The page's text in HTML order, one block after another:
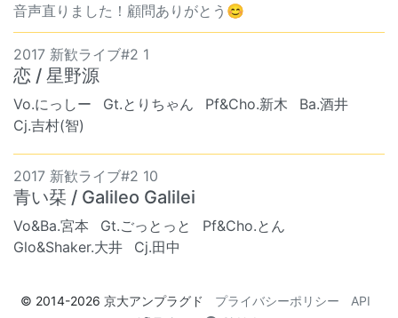
音声直りました！顧問ありがとう😊
2017 新歓ライブ#2 1
恋 / 星野源
Vo.にっしー Gt.とりちゃん Pf&Cho.新木
Ba.酒井
Cj.吉村(智)
2017 新歓ライブ#2 10
青い栞 / Galileo Galilei
Vo&Ba.宮本 Gt.ごっとっと
Pf&Cho.とん
Glo&Shaker.大井
Cj.田中
© 2014-2026 京大アンプラグド プライバシーポリシー
API